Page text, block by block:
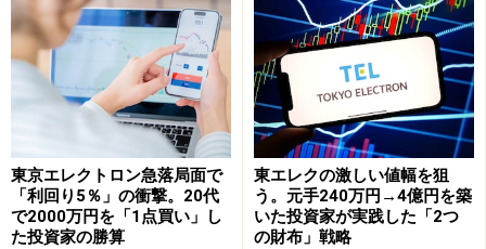
株の買い方その2 買いたい株について調べ
る
自分が買いたいと思っている銘柄の株価が今いくらなの
かを調べてみましょう。証券会社のページで株価検索の
マドの中に、銘柄名を入れると株価やチャートなどがで
てきます。
東京エレクトロン急落局面で
「利回り5％」の衝撃。20代
で2000万円を「1点買い」し
た投資家の勝算
東エレクの激しい値幅を狙
う。元手240万円→4億円を築
いた投資家が実践した「2つ
の財布」戦略